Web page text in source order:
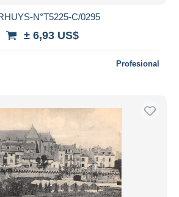
N°T5225-C/0295
± 6,93 US$
Profesional